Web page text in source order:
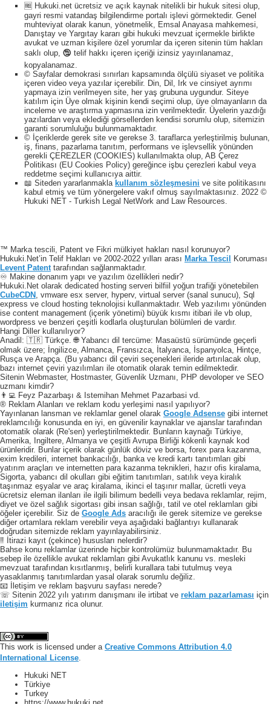
🆓 Hukuki.net ücretsiz ve açık kaynak nitelikli bir hukuk sitesi olup,
gayri resmi vatandaş bilgilendirme portalı işlevi görmektedir. Genel
muhteviyat olarak kanun, yönetmelik, Emsal Anayasa mahkemesi,
Danıştay ve Yargıtay kararı gibi hukuki mevzuat içermekle birlikte
avukat ve uzman kişilere özel yorumlar da içeren sitenin tüm hakları
saklı olup, 🕲 telif hakkı içeren içeriği izinsiz yayınlanamaz,
kopyalanamaz.
© Sayfalar demokrasi sınırları kapsamında ölçülü siyaset ve politika
içeren video veya yazılar içerebilir. Din, Dil, Irk ve cinsiyet ayrımı
yapmaya izin verilmeyen site, her yaş grubuna uygundur. Siteye
katılım için Üye olmak kişinin kendi seçimi olup, üye olmayanların da
inceleme ve araştırma yapmasına izin verilmektedir. Üyelerin yazdığı
yazılardan veya eklediği görsellerden kendisi sorumlu olup, sitemizin
garanti sorumluluğu bulunmamaktadır.
© İçeriklerde gerek site ve gerekse 3. taraflarca yerleştirilmiş bulunan,
iş, finans, pazarlama tanıtım, performans ve işlevsellik yönünden
gerekli ÇEREZLER (COOKIES) kullanılmakta olup, AB Çerez
Politikası (EU Cookies Policy) gereğince işbu çerezleri kabul veya
reddetme seçimi kullanıcıya aittir.
📖 Siteden yararlanmakla kullanım sözleşmesini ve site politikasını
kabul etmiş ve tüm yönergelere vakıf olmuş sayılmaktasınız. 2022 ©
Hukuki NET - Turkish Legal NetWork and Law Resources.
™ Marka tescili, Patent ve Fikri mülkiyet hakları nasıl korunuyor?
Hukuki.Net’in Telif Hakları ve 2002-2022 yılları arası Marka Tescil Koruması
Levent Patent tarafından sağlanmaktadır.
♾️ Makine donanım yapı ve yazılım özellikleri nedir?
Hukuki.Net olarak dedicated hosting serveri bilfiil yoğun trafiği yönetebilen
CubeCDN , vmware esx server, hyperv, virtual server (sanal sunucu), Sql
express ve cloud hosting teknolojisi kullanmaktadır. Web yazılımı yönünden
ise content management (içerik yönetimi) büyük kısmı itibari ile vb olup,
wordpress ve benzeri çeşitli kodlarla oluşturulan bölümleri de vardır.
Hangi Diller kullanılıyor?
Anadil: 🇹🇷 Türkçe. 🌐 Yabancı dil tercüme: Masaüstü sürümünde geçerli
olmak üzere; İngilizce, Almanca, Fransızca, İtalyanca, İspanyolca, Hintçe,
Rusça ve Arapça. (Bu yabancı dil çeviri seçenekleri ileride artırılacak olup,
bazı internet çeviri yazılımları ile otomatik olarak temin edilmektedir.
Sitenin Webmaster, Hostmaster, Güvenlik Uzmanı, PHP devoloper ve SEO
uzmanı kimdir?
👨‍💻 Feyz Pazarbaşı & Istemihan Mehmet Pazarbasi vd.
® Reklam Alanları ve reklam kodu yerleşimi nasıl yapılıyor?
Yayınlanan lansman ve reklamlar genel olarak Google Adsense gibi internet
reklamcılığı konusunda en iyi, en güvenilir kaynaklar ve ajanslar tarafından
otomatik olarak (Re'sen) yerleştirilmektedir. Bunların kaynağı Türkiye,
Amerika, Ingiltere, Almanya ve çeşitli Avrupa Birliği kökenli kaynak kod
ürünleridir. Bunlar içerik olarak günlük döviz ve borsa, forex para kazanma,
exim kredileri, internet bankacılığı, banka ve kredi kartı tanıtımları gibi
yatırım araçları ve internetten para kazanma teknikleri, hazır ofis kiralama,
Sigorta, yabancı dil okulları gibi eğitim tanıtımları, satılık veya kiralık
taşınmaz eşyalar ve araç kiralama, ikinci el taşınır mallar, ücretli veya
ücretsiz eleman ilanları ile ilgili bilimum bedelli veya bedava reklamlar, rejim,
diyet ve özel sağlık sigortası gibi insan sağlığı, tatil ve otel reklamları gibi
öğeler içerebilir. Siz de Google Ads aracılığı ile gerek sitemize ve gerekse
diğer ortamlara reklam verebilir veya aşağıdaki bağlantıyı kullanarak
doğrudan sitemizde reklam yayınlayabilirsiniz.
‼️ İtirazi kayıt (çekince) hususları nelerdir?
Bahse konu reklamlar üzerinde hiçbir kontrolümüz bulunmamaktadır. Bu
sebep ile özellikle avukat reklamları gibi Avukatlık kanunu vs. mesleki
mevzuat tarafından kısıtlanmış, belirli kurallara tabi tutulmuş veya
yasaklanmış tanıtımlardan yasal olarak sorumlu değiliz.
📧 İletişim ve reklam başvuru sayfası nerede?
☏ Sitenin 2022 yılı yatırım danışmanı ile irtibat ve reklam pazarlaması için
iletişim kurmanız rica olunur.
This work is licensed under a Creative Commons Attribution 4.0
International License
Hukuki NET
Türkiye
Turkey